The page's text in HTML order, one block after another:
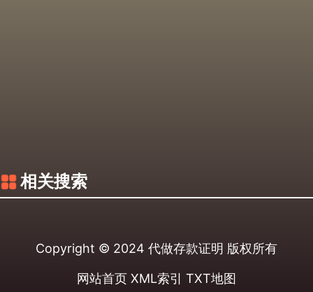
相关搜索
Copyright © 2024 代做存款证明 版权所有
网站首页 XML索引 TXT地图